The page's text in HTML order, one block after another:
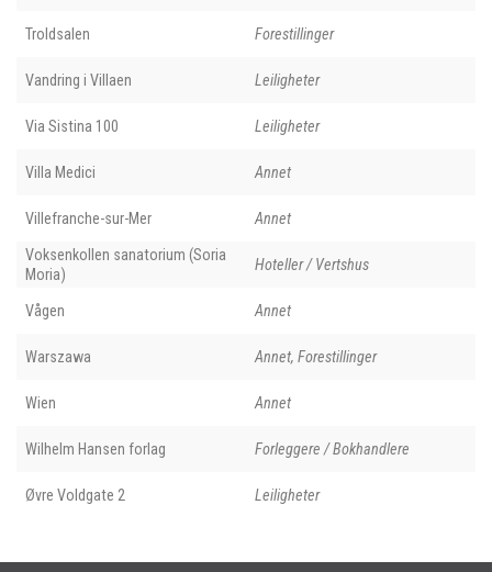
Troldsalen Forestillinger
Vandring i Villaen Leiligheter
Via Sistina 100 Leiligheter
Villa Medici Annet
Villefranche-sur-Mer Annet
Voksenkollen sanatorium (Soria
Moria)
Hoteller / Vertshus
Vågen Annet
Warszawa Annet, Forestillinger
Wien Annet
Wilhelm Hansen forlag Forleggere / Bokhandlere
Øvre Voldgate 2 Leiligheter